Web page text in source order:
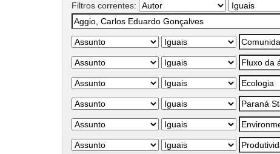
Filtros correntes: